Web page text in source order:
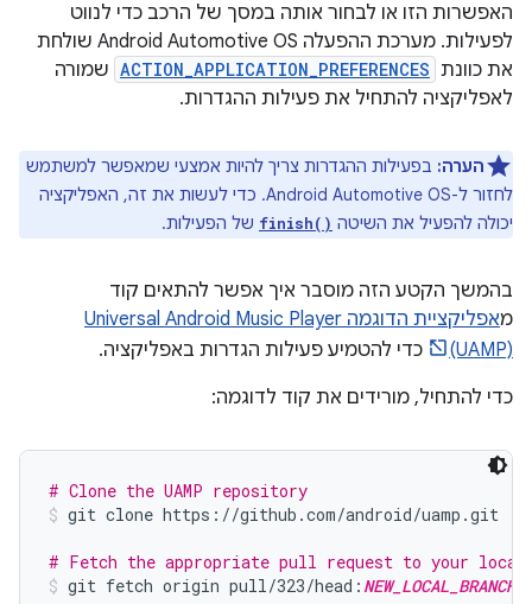
האפשרות הזו או לבחור אותה במסך של הרכב כדי לנווט
לפעילות. מערכת ההפעלה Android Automotive OS שולחת
את כוונת ACTION_APPLICATION_PREFERENCES שמורה
לאפליקציה להתחיל את פעילות ההגדרות.
הערה: בפעילות ההגדרות צריך להיות אמצעי שמאפשר למשתמש
לחזור ל-Android Automotive OS. כדי לעשות את זה, האפליקציה
יכולה להפעיל את השיטה finish() של הפעילות.
בהמשך הקטע הזה מוסבר איך אפשר להתאים קוד
מ
אפליקציית הדוגמה Universal Android Music Player
(UAMP)
כדי להטמיע פעילות הגדרות באפליקציה.
כדי להתחיל, מורידים את קוד לדוגמה:
# Clone the UAMP repository
git clone https://github.com/android/uamp.git
# Fetch the appropriate pull request to your
git fetch origin pull/323/head: